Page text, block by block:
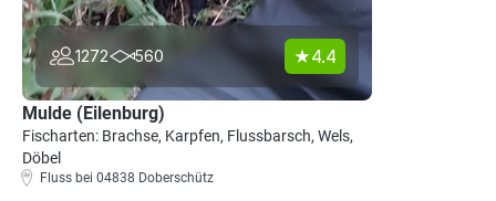
1272 560 4.4
Mulde (Eilenburg)
Fischarten: Brachse, Karpfen, Flussbarsch, Wels,
Döbel
Fluss bei 04838 Doberschütz